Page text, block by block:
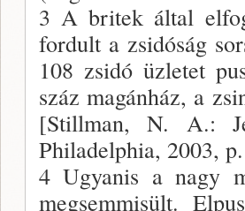
3 A britek által
fordult a zsidóság
108 zsidó üzletet
száz magánház, a
[Stillman, N. A.:
Philadelphia, 2003,
4 Ugyanis a nagy
megsemmisült.